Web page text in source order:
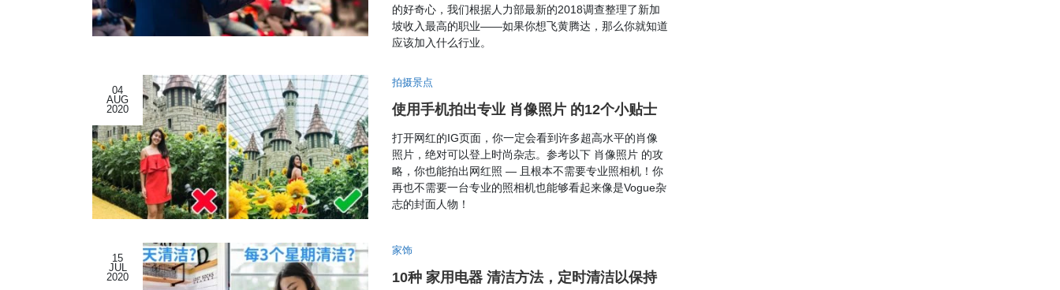
的好奇心，我们根据人力部最新的2018调查整理了新加
坡收入最高的职业——如果你想飞黄腾达，那么你就知道
应该加入什么行业。
04
AUG
2020
拍摄景点
使用手机拍出专业 肖像照片 的12个小贴士
打开网红的IG页面，你一定会看到许多超高水平的肖像
照片，绝对可以登上时尚杂志。参考以下 肖像照片 的攻
略，你也能拍出网红照 — 且根本不需要专业照相机！你
再也不需要一台专业的照相机也能够看起来像是Vogue杂
志的封面人物！
15
JUL
2020
家饰
10种 家用电器 清洁方法，定时清洁以保持